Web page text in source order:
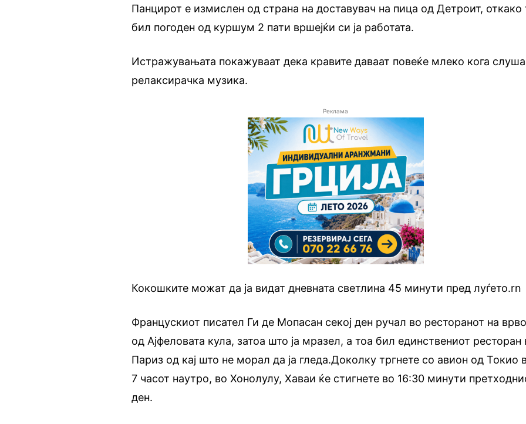
Панцирот е измислен од страна на доставувач на пица од Детроит, откако
бил погоден од куршум 2 пати вршејќи си ја работата.
Истражувањата покажуваат дека кравите даваат повеќе млеко кога
релаксирачка музика.
Реклама
Кокошките можат да ја видат дневната светлина 45 минути пред луѓето.rn
Францускиот писател Ги де Мопасан секој ден ручал во ресторанот на
од Ајфеловата кула, затоа што ја мразел, а тоа бил единствениот ресторан
Париз од кај што не морал да ја гледа.Доколку тргнете со авион од Токио
7 часот наутро, во Хонолулу, Хаваи ќе стигнете во 16:30 минути
ден.